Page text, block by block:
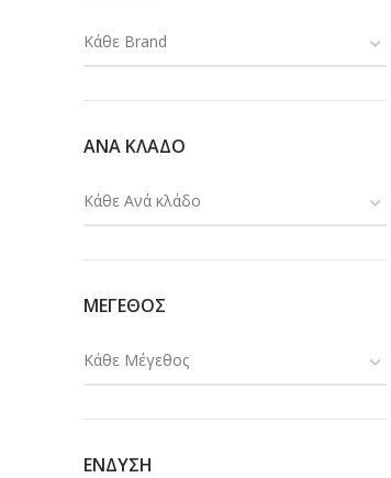
Κάθε Brand
ΑΝΑ ΚΛΑΔΟ
Κάθε Ανά κλάδο
ΜΕΓΕΘΟΣ
Κάθε Μέγεθος
ΕΝΔΥΣΗ